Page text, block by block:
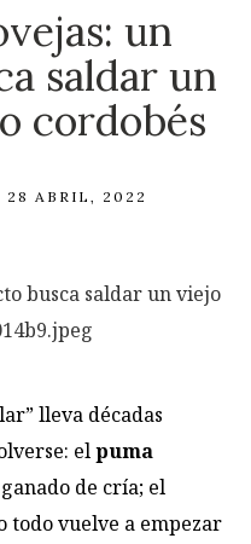
un
saldar un
cordobés
28 ABRIL, 2022
lleva décadas
elpuma
de cría; el
todo vuelve a empezar